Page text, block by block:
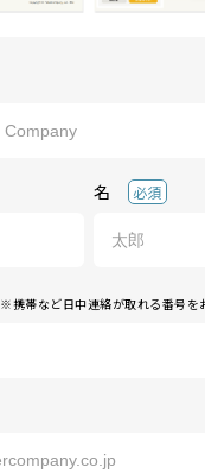
名 必須
※携帯など日中連絡が取れる番号を